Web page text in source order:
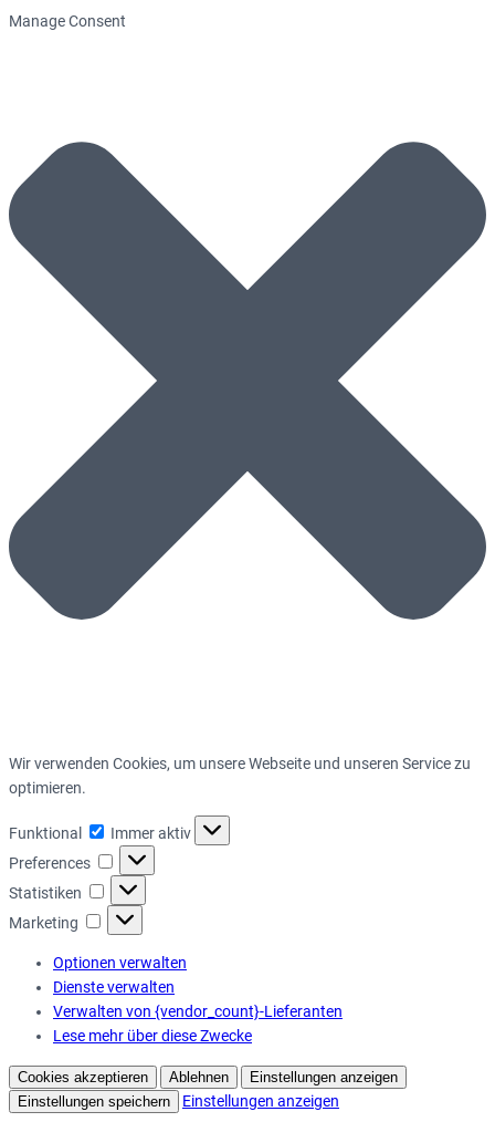
Manage Consent
Wir verwenden Cookies, um unsere Webseite und unseren Service zu
optimieren.
Funktional Funktional
Immer aktiv
Preferences
Preferences
Statistiken Statistiken
Marketing Marketing
Optionen verwalten
Dienste verwalten
Verwalten von {vendor_count}-Lieferanten
Lese mehr über diese Zwecke
Cookies akzeptieren Ablehnen
Einstellungen anzeigen
Einstellungen speichern
Einstellungen anzeigen